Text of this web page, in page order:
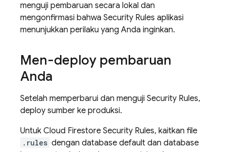
menguji pembaruan secara lokal dan
mengonfirmasi bahwa Security Rules aplikasi
menunjukkan perilaku yang Anda inginkan.
Men-deploy pembaruan
Anda
Setelah memperbarui dan menguji Security Rules,
deploy sumber ke produksi.
Untuk Cloud Firestore Security Rules, kaitkan file
.rules dengan database default dan database